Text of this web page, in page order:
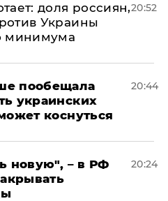
доля россиян,
Украины
минимума
20:52
пообещала
украинских
коснуться
20:44
новую", – в РФ
20:24